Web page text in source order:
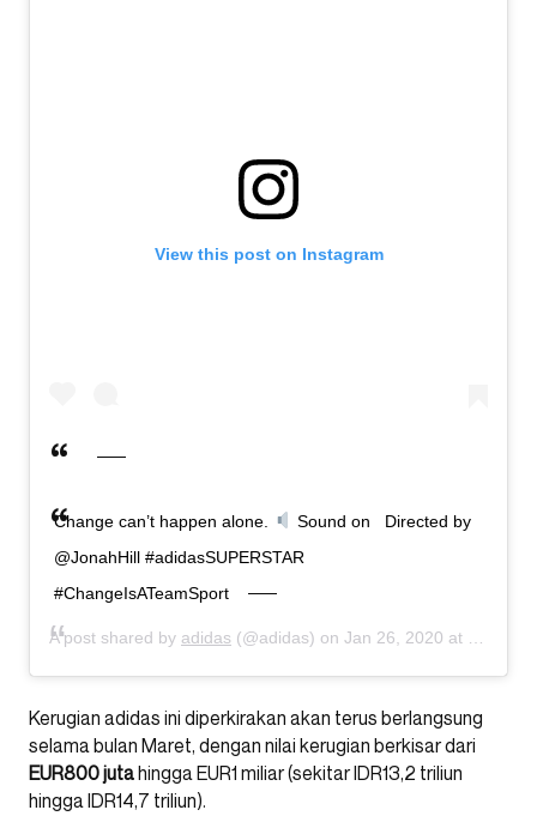
View this post on Instagram
Change can’t happen alone.⁣⁣⁣
Sound on ⁣⁣⁣ ⁣⁣ Directed by
@JonahHill⁣⁣ #adidasSUPERSTAR
#ChangeIsATeamSport
A post shared by adidas (@adidas) on Jan 26, 2020 at 4:02am PST
Kerugian adidas ini diperkirakan akan terus berlangsung
selama bulan Maret, dengan nilai kerugian berkisar dari
EUR800 jutahingga EUR1 miliar (sekitar IDR13,2 triliun
hingga IDR14,7 triliun).